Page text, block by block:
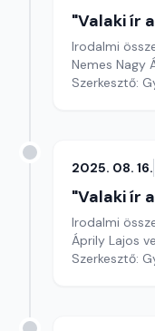
"Valaki ír
Irodalmi
Nemes Nagy
Szerkesztő:
2025. 08. 16.
"Valaki ír
Irodalmi
Áprily Lajos
Szerkesztő: